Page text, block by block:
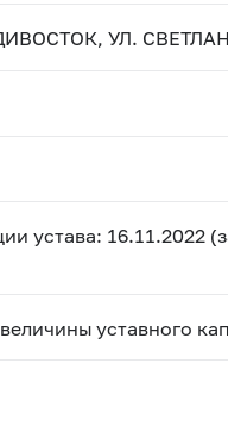
УЛ.
устава: 16.11.2022
уставного